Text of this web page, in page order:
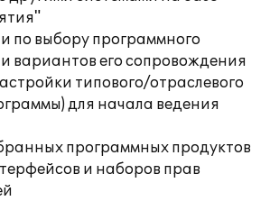
по выбору программного
вариантов его сопровождения
типового/отраслевого
для начала ведения
программных продуктов
и наборов прав